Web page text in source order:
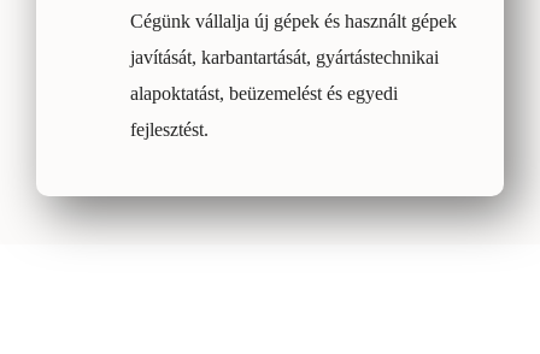
Cégünk vállalja új gépek és használt gépek
javítását, karbantartását, gyártástechnikai
alapoktatást, beüzemelést és egyedi
fejlesztést.